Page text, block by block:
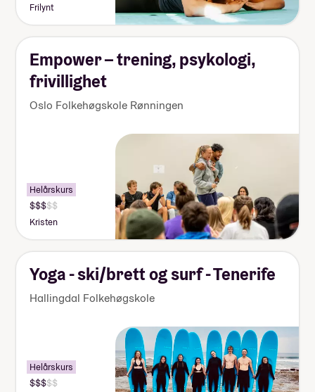
Frilynt
Empower – trening, psykologi,
frivillighet
Oslo Folkehøgskole Rønningen
Helårskurs
Kristen
Yoga - ski/brett og surf - Tenerife
Hallingdal Folkehøgskole
Helårskurs